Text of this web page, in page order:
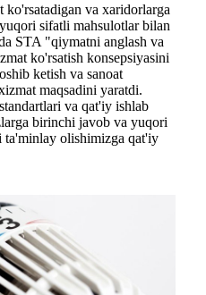
va xaridorlarga
sifatli mahsulotlar bilan
STA "qiymatni anglash va
ko'rsatish konsepsiyasini
ketish va sanoat
maqsadini yaratdi.
va qat'iy ishlab
birinchi javob va yuqori
ta'minlay olishimizga qat'iy